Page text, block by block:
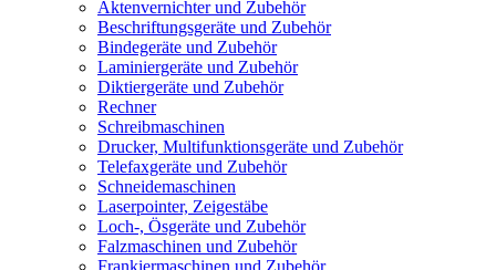
Aktenvernichter und Zubehör
Beschriftungsgeräte und Zubehör
Bindegeräte und Zubehör
Laminiergeräte und Zubehör
Diktiergeräte und Zubehör
Rechner
Schreibmaschinen
Drucker, Multifunktionsgeräte und Zubehör
Telefaxgeräte und Zubehör
Schneidemaschinen
Laserpointer, Zeigestäbe
Loch-, Ösgeräte und Zubehör
Falzmaschinen und Zubehör